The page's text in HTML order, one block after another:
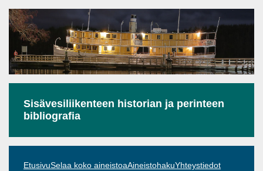
Sisävesiliikenteen historian ja perinteen
bibliografia
EtusivuSelaa koko aineistoaAineistohakuYhteystiedot